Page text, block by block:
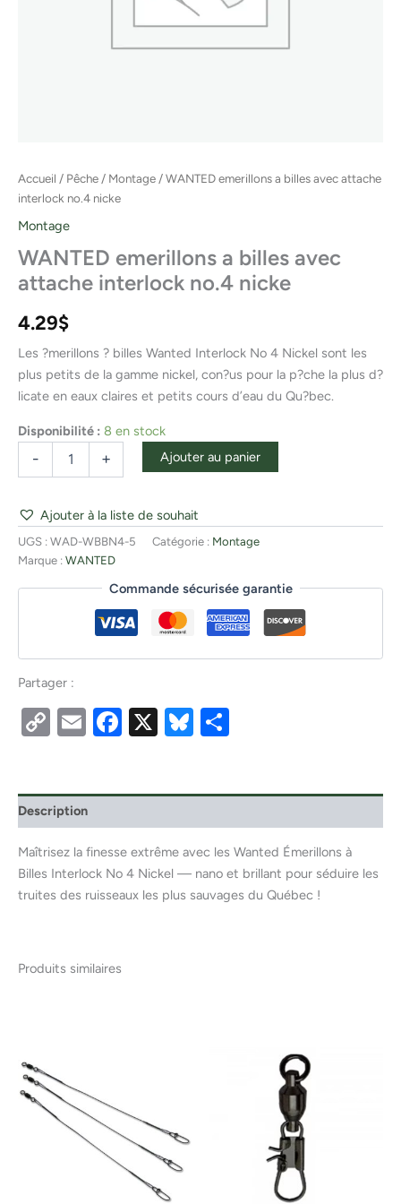
Accueil / Pêche / Montage / WANTED emerillons a billes avec attache
interlock no.4 nicke
Montage
WANTED emerillons a billes avec
attache interlock no.4 nicke
4.29$
Les ?merillons ? billes Wanted Interlock No 4 Nickel sont les
plus petits de la gamme nickel, con?us pour la p?che la plus d?
licate en eaux claires et petits cours d’eau du Qu?bec.
Disponibilité : 8 en stock
- + Ajouter au panier
Ajouter à la liste de souhait
UGS : WAD-WBBN4-5 Catégorie : Montage
Marque : WANTED
Commande sécurisée garantie
Partager :
CopyEmailFacebook
X Bluesky
Description
Maîtrisez la finesse extrême avec les Wanted Émerillons à
Billes Interlock No 4 Nickel — nano et brillant pour séduire les
truites des ruisseaux les plus sauvages du Québec !
Produits similaires